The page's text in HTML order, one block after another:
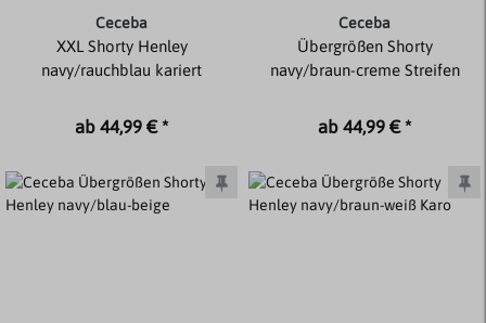
Ceceba
XXL Shorty Henley
navy/rauchblau kariert
ab 44,99 € *
Ceceba
Übergrößen Shorty
navy/braun-creme Streifen
ab 44,99 € *